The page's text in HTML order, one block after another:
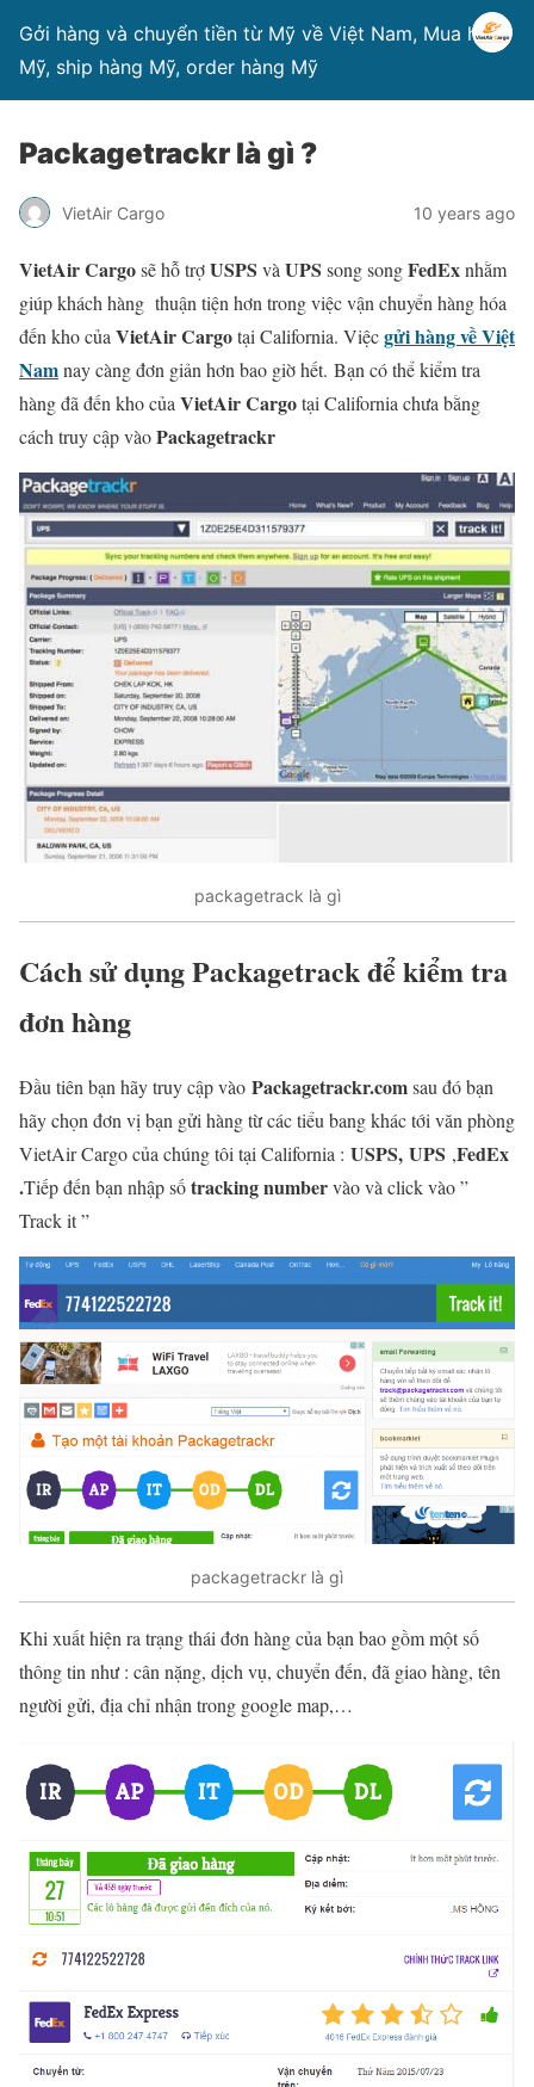
Gởi hàng và chuyển tiền từ Mỹ về Việt Nam, Mua hàng
Mỹ, ship hàng Mỹ, order hàng Mỹ
Packagetrackr là gì ?
VietAir Cargo 10 years ago
VietAir Cargosẽ hỗ trợUSPS và UPS song songFedExnhằm
giúp khách hàng thuận tiện hơn trong việc vận chuyển hàng hóa
đến kho của VietAir Cargotại California. Việcgửi hàng về Việt
Namnay càng đơn giản hơn bao giờ hết. Bạn có thể kiểm tra
hàng đã đến kho của VietAir Cargotại California chưa bằng
cách truy cập vàoPackagetrackr
packagetrack là gì
Cách sử dụng Packagetrack để kiểm tra
đơn hàng
Đầu tiên bạn hãy truy cập vào Packagetrackr.comsau đó bạn
hãy chọn đơn vị bạn gửi hàng từ các tiểu bang khác tới văn phòng
VietAir Cargo của chúng tôi tại California : USPS, UPS ,FedEx
.Tiếp đến bạn nhập sốtracking numbervào và click vào ”
Track it ”
packagetrackr là gì
Khi xuất hiện ra trạng thái đơn hàng của bạn bao gồm một số
thông tin như : cân nặng, dịch vụ, chuyển đến, đã giao hàng, tên
người gửi, địa chỉ nhận trong google map,…